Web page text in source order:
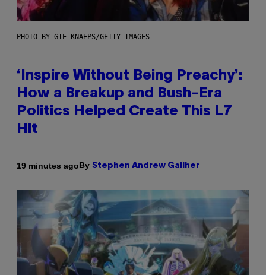
PHOTO BY GIE KNAEPS/GETTY IMAGES
‘Inspire Without Being Preachy’:
How a Breakup and Bush-Era
Politics Helped Create This L7
Hit
19 minutes agoBy Stephen Andrew Galiher